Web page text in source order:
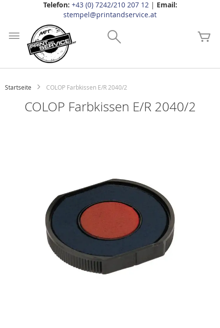
Telefon: +43 (0) 7242/210 207 12| Email:
stempel@printandservice.at
Inhalt
springen
Startseite COLOP Farbkissen E/R 2040/2
COLOP Farbkissen E/R 2040/2